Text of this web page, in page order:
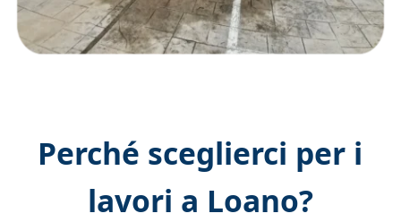
Perché sceglierci per i
lavori a Loano?